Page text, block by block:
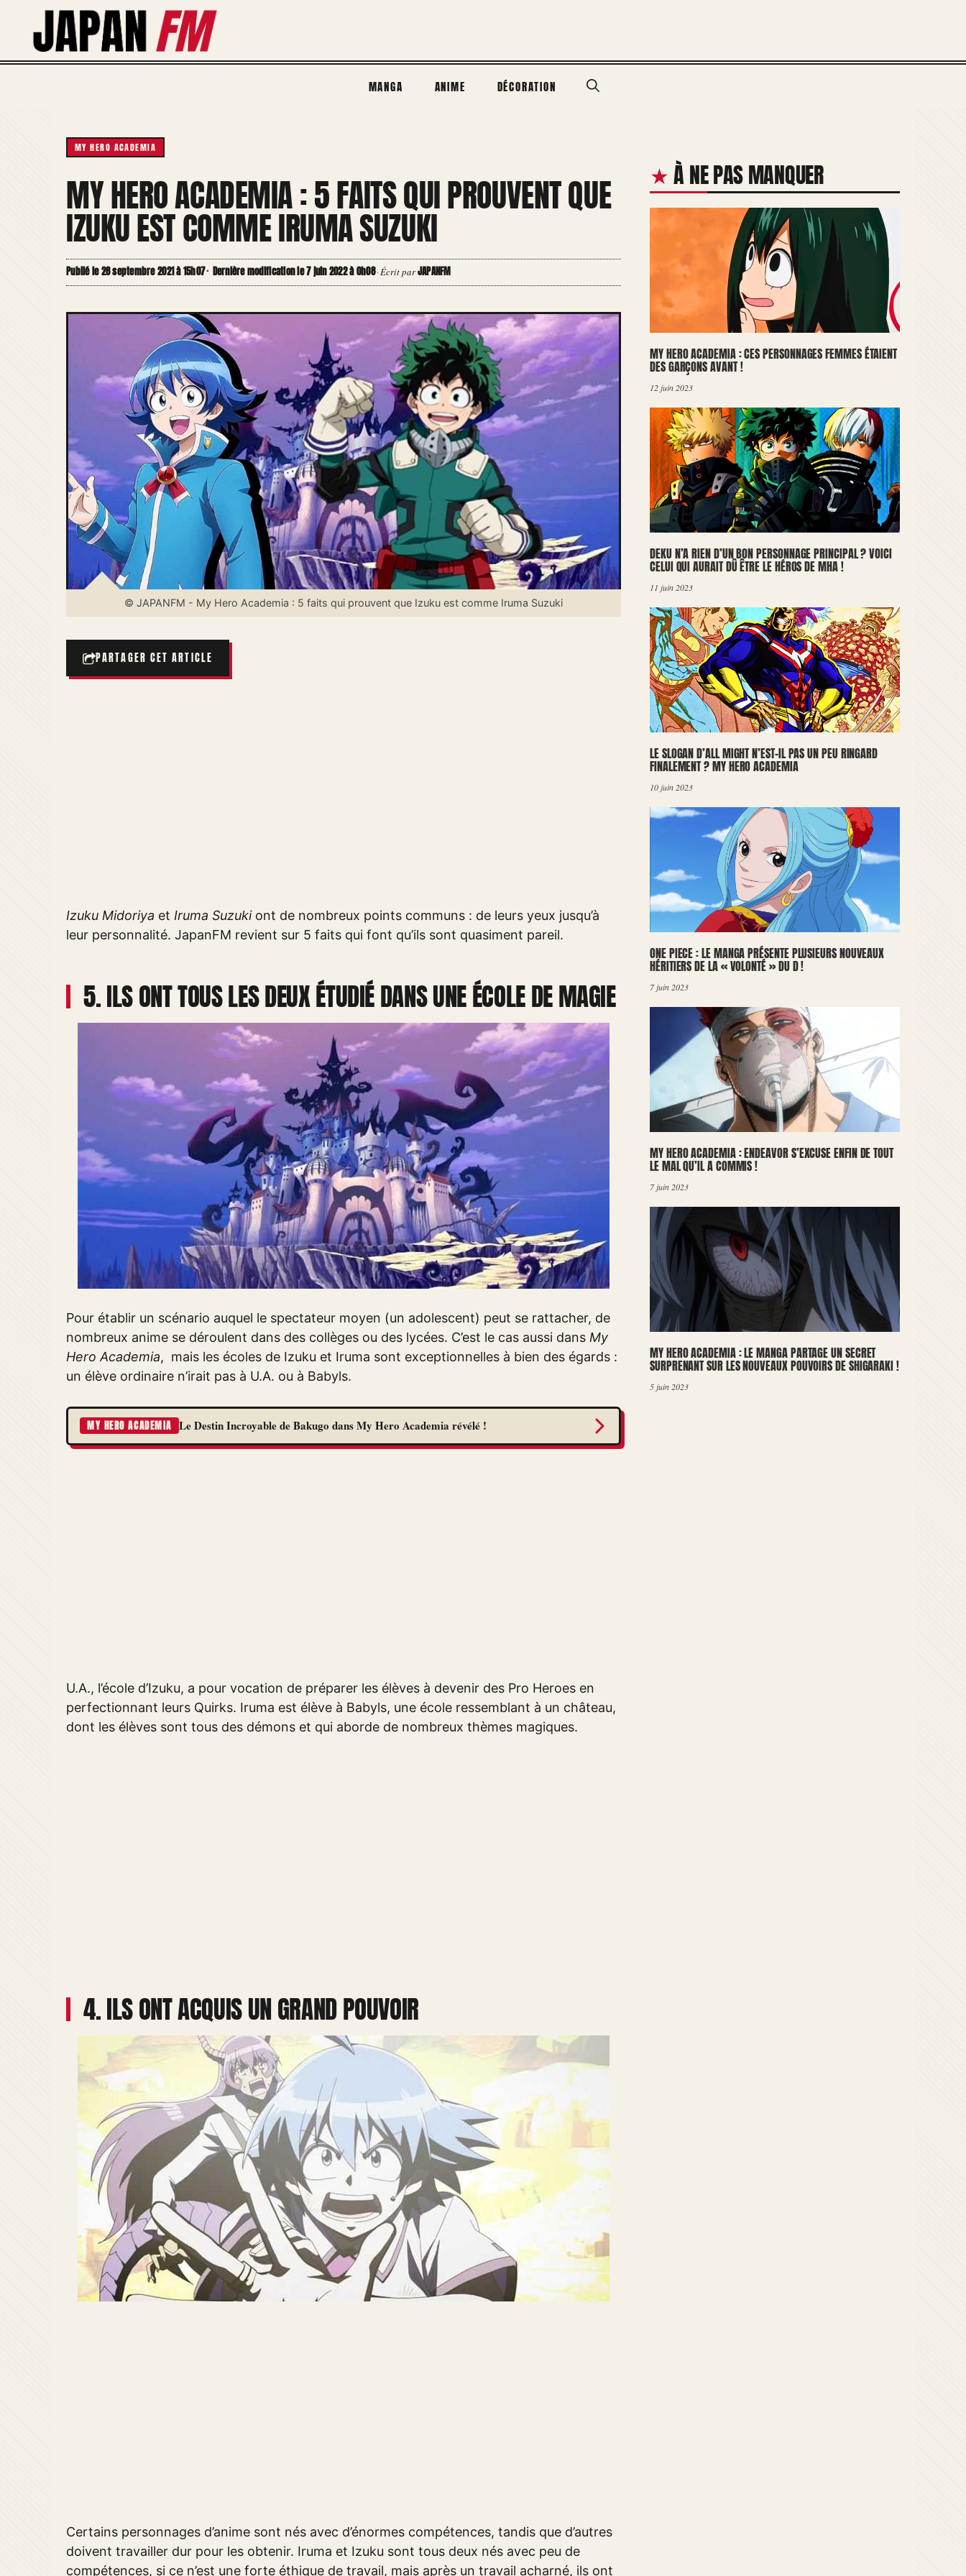
contenu
MANGA ANIME DÉCORATION
MY HERO ACADEMIA
MY HERO ACADEMIA : 5 FAITS QUI PROUVENT QUE
IZUKU EST COMME IRUMA SUZUKI
Publié le 28 septembre 2021 à 15h07· Dernière modification le 7 juin 2022 à 0h08·Écrit parJAPANFM
© JAPANFM - My Hero Academia : 5 faits qui prouvent que Izuku est comme Iruma Suzuki
PARTAGER CET ARTICLE
Izuku Midoriya et Iruma Suzukiont de nombreux points communs : de leurs yeux jusqu’à
leur personnalité. JapanFM revient sur 5 faits qui font qu’ils sont quasiment pareil.
5. ILS ONT TOUS LES DEUX ÉTUDIÉ DANS UNE ÉCOLE DE MAGIE
Pour établir un scénario auquel le spectateur moyen (un adolescent) peut se rattacher, de
nombreux anime se déroulent dans des collèges ou des lycées. C’est le cas aussi dans My
Hero Academia, mais les écoles de Izuku et Iruma sont exceptionnelles à bien des égards :
un élève ordinaire n’irait pas à U.A. ou à Babyls.
MY HERO ACADEMIA Le Destin Incroyable de Bakugo dans My Hero Academia révélé !
U.A., l’école d’Izuku, a pour vocation de préparer les élèves à devenir des Pro Heroes en
perfectionnant leurs Quirks. Iruma est élève à Babyls, une école ressemblant à un château,
dont les élèves sont tous des démons et qui aborde de nombreux thèmes magiques.
4. ILS ONT ACQUIS UN GRAND POUVOIR
Certains personnages d’anime sont nés avec d’énormes compétences, tandis que d’autres
doivent travailler dur pour les obtenir. Iruma et Izuku sont tous deux nés avec peu de
compétences, si ce n’est une forte éthique de travail, mais après un travail acharné, ils ont
À NE PAS MANQUER
MY HERO ACADEMIA : CES PERSONNAGES FEMMES ÉTAIENT
DES GARÇONS AVANT !
12 juin 2023
DEKU N’A RIEN D’UN BON PERSONNAGE PRINCIPAL ? VOICI
CELUI QUI AURAIT DÛ ÊTRE LE HÉROS DE MHA !
11 juin 2023
LE SLOGAN D’ALL MIGHT N’EST-IL PAS UN PEU RINGARD
FINALEMENT ? MY HERO ACADEMIA
10 juin 2023
ONE PIECE : LE MANGA PRÉSENTE PLUSIEURS NOUVEAUX
HÉRITIERS DE LA « VOLONTÉ » DU D !
7 juin 2023
MY HERO ACADEMIA : ENDEAVOR S’EXCUSE ENFIN DE TOUT
LE MAL QU’IL A COMMIS !
7 juin 2023
MY HERO ACADEMIA : LE MANGA PARTAGE UN SECRET
SURPRENANT SUR LES NOUVEAUX POUVOIRS DE SHIGARAKI !
5 juin 2023